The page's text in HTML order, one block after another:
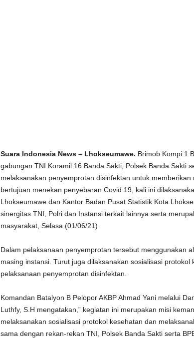
Suara Indonesia News – Lhokseumawe. Brimob Kompi 1
gabungan TNI Koramil 16 Banda Sakti, Polsek Banda Sakti
melaksanakan penyemprotan disinfektan untuk
bertujuan menekan penyebaran Covid 19, kali ini
Lhokseumawe dan Kantor Badan Pusat Statistik Kota
sinergitas TNI, Polri dan Instansi terkait lainnya serta
masyarakat, Selasa (01/06/21)
Dalam pelaksanaan penyemprotan tersebut menggunakan
masing instansi. Turut juga dilaksanakan sosialisasi
pelaksanaan penyemprotan disinfektan.
Komandan Batalyon B Pelopor AKBP Ahmad Yani melalui
Luthfy, S.H mengatakan,” kegiatan ini merupakan misi
melaksanakan sosialisasi protokol kesehatan dan
sama dengan rekan-rekan TNI, Polsek Banda Sakti serta